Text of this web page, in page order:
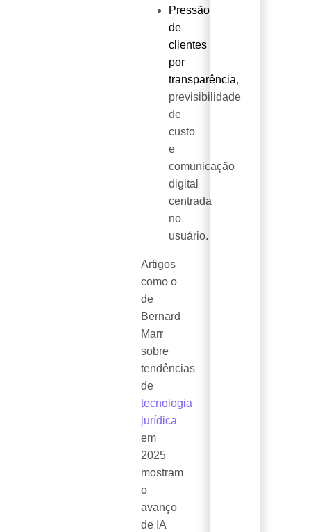
Pressão
de
clientes
por
transparência,
previsibilidade
de
custo
e
comunicação
digital
centrada
no
usuário.
Artigos
como o
de
Bernard
Marr
sobre
tendências
de
tecnologia
jurídica
em
2025
mostram
o
avanço
de IA